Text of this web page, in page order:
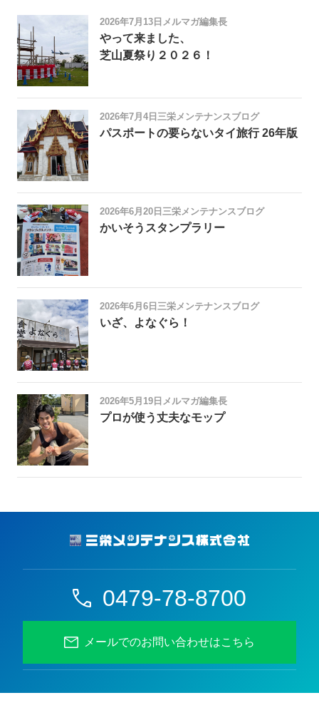
2026年7月13日 メルマガ編集長
やって来ました、
芝山夏祭り２０２６！
2026年7月4日 三栄メンテナンスブログ
パスポートの要らないタイ旅行 26年版
2026年6月20日 三栄メンテナンスブログ
かいそうスタンプラリー
2026年6月6日 三栄メンテナンスブログ
いざ、よなぐら！
2026年5月19日 メルマガ編集長
プロが使う丈夫なモップ
0479-78-8700
メールでのお問い合わせはこちら